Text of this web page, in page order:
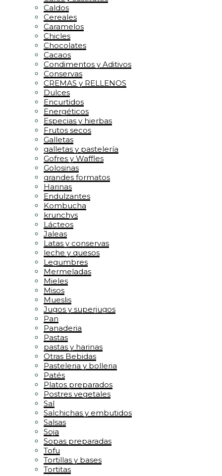
Caldos
Cereales
Caramelos
Chicles
Chocolates
Cacaos
Condimentos y Aditivos
Conservas
CREMAS y RELLENOS
Dulces
Encurtidos
Energéticos
Especias y hierbas
Frutos secos
Galletas
galletas y pastelería
Gofres y Waffles
Golosinas
grandes formatos
Harinas
Endulzantes
Kombucha
krunchys
Lácteos
Jaleas
Latas y conservas
leche y quesos
Legumbres
Mermeladas
Mieles
Misos
Mueslis
Jugos y superjugos
Pan
Panaderia
Pastas
pastas y harinas
Otras Bebidas
Pasteleria y bolleria
Patés
Platos preparados
Postres vegetales
Sal
Salchichas y embutidos
Salsas
Soja
Sopas preparadas
Tofu
Tortillas y bases
Tortitas